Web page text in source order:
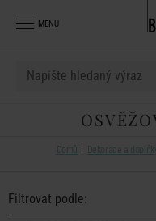
MENU
Domů Dekorace a
Filtrovat podle: